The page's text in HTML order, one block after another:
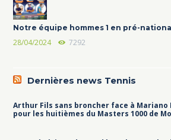
Notre équipe hommes 1 en pré-
28/04/2024 7292
Dernières news Tennis
Arthur Fils sans broncher face à
pour les huitièmes du Masters 1000 de